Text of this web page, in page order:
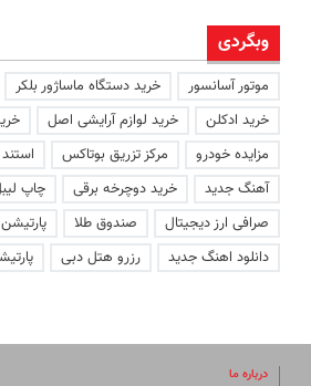
وبگردی
موتور آسانسور خرید دستگاه ماساژور بلکر
خرید ادکلن
خرید لوازم آرایشی اصل
مزایده خودرو
مرکز تزریق بوتاکس
آهنگ جدید
خرید دوچرخه برقی چاپ
صرافی ارز دیجیتال
صندوق طلا
دانلود اهنگ جدید
رزرو هتل دبی
درباره ما